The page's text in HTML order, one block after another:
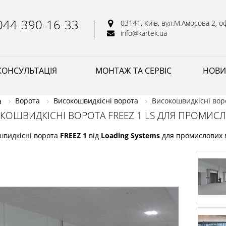
390-16-33
03141, Київ, вул.М.Амосова 2,
info@kartek.ua
МОНТАЖ ТА СЕРВІС
Ворота Високошвидкісні ворота Високошвидкiснi
ВОРОТА FREEZ 1 LS ДЛЯ
ворота FREEZ 1 від Loading Systemsдля промислових